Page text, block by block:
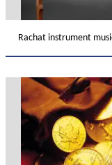
Rachat instrument